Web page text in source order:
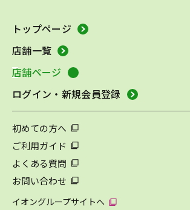
トップページ
店舗一覧
店舗ページ
ログイン・新規会員登録
初めての方へ
ご利用ガイド
よくある質問
お問い合わせ
イオングループサイトへ